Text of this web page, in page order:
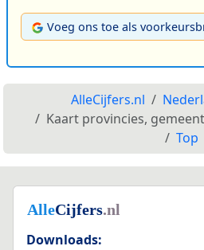
Voeg ons toe als
AlleCijfers.nl
Kaart provincies,
Top
Downloads: